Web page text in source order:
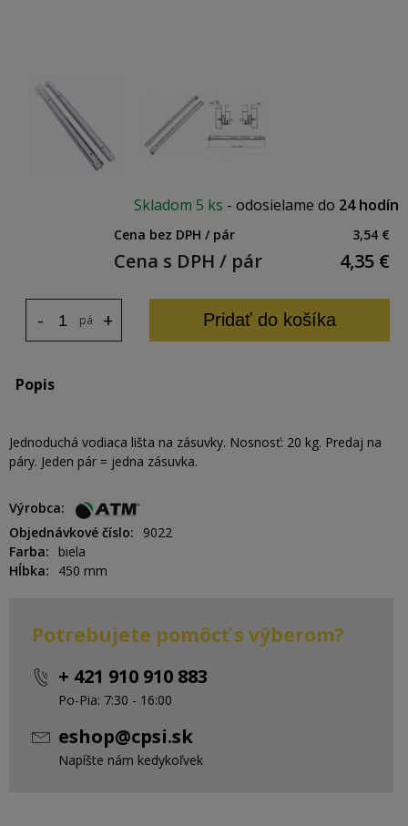
Skladom 5 ks - odosielame do 24 hodín
Cena bez DPH / pár 3,54 €
Cena s DPH / pár 4,35 €
pár +
- Pridať do košíka
Popis
Jednoduchá vodiaca lišta na zásuvky. Nosnosť: 20 kg. Predaj na
páry. Jeden pár = jedna zásuvka.
Výrobca
Objednávkové číslo
9022
Farba
biela
Hĺbka
450 mm
Potrebujete pomôcť s výberom?
+ 421 910 910 883
Po-Pia: 7:30 - 16:00
eshop@cpsi.sk
Napíšte nám kedykoľvek